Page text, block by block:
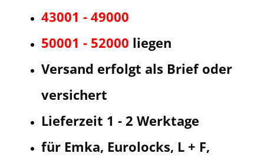
43001 - 49000
50001 - 52000 liegen
Versand erfolgt als Brief oder
versichert
Lieferzeit 1 - 2 Werktage
für Emka, Eurolocks, L + F,